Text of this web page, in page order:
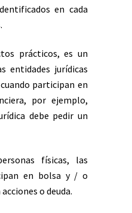
en cada
prácticos, es un
entidades jurídicas
participan en
por ejemplo,
debe pedir un
físicas, las
en bolsa y / o
o deuda.